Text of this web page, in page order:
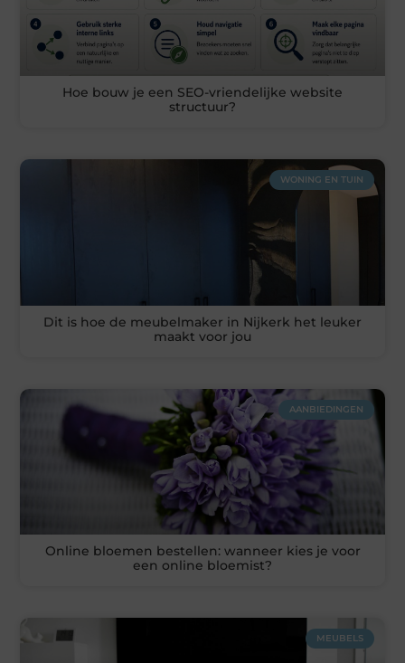
Hoe bouw je een SEO-vriendelijke website
structuur?
WONING EN TUIN
Dit is hoe de meubelmaker in Nijkerk het leuker
maakt voor jou
AANBIEDINGEN
Online bloemen bestellen: wanneer kies je voor
een online bloemist?
MEUBELS